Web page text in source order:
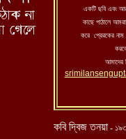
একটি ছবি এবং
কাছে পাঠালে
করে প্রেরকের
আমাদের